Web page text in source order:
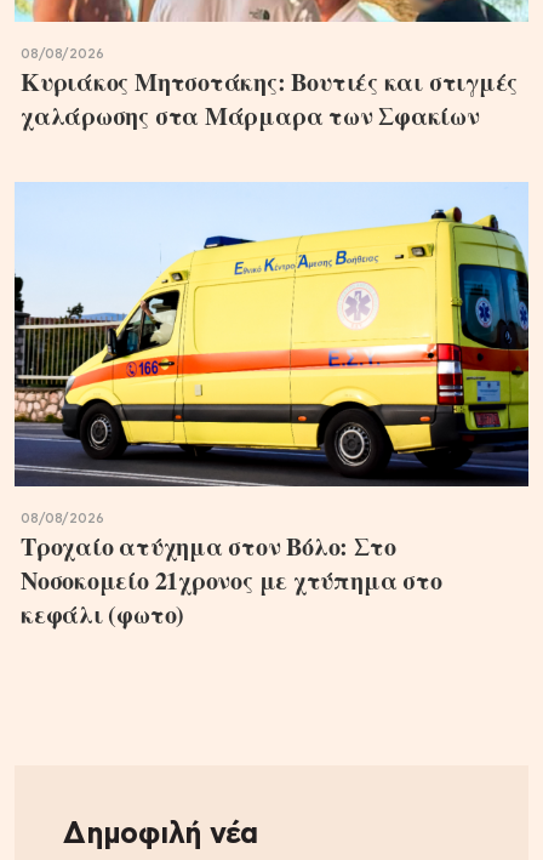
08/08/2026
Κυριάκος Μητσοτάκης: Βουτιές και στιγμές
χαλάρωσης στα Μάρμαρα των Σφακίων
08/08/2026
Τροχαίο ατύχημα στον Βόλο: Στο
Νοσοκομείο 21χρονος με χτύπημα στο
κεφάλι (φωτο)
Δημοφιλή νέα